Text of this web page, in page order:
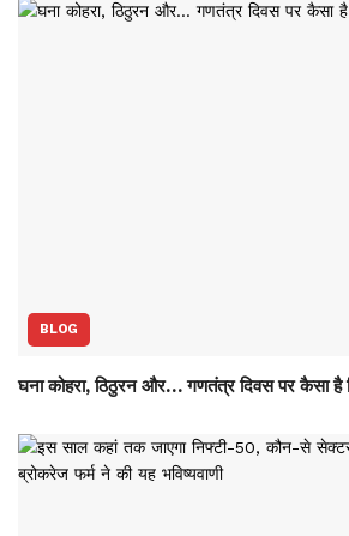
BLOG
घना कोहरा, ठिठुरन और… गणतंत्र दिवस पर कैसा है